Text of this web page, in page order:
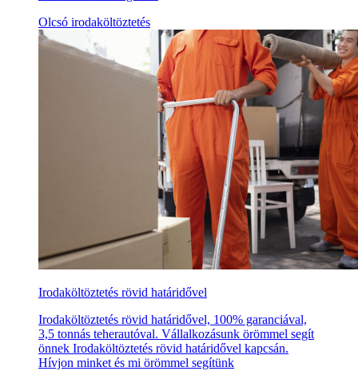
Olcsó irodaköltöztetés
Irodaköltöztetés rövid határidővel
Irodaköltöztetés rövid határidővel, 100% garanciával,
3,5 tonnás teherautóval. Vállalkozásunk örömmel segít
önnek Irodaköltöztetés rövid határidővel kapcsán.
Hívjon minket és mi örömmel segítünk